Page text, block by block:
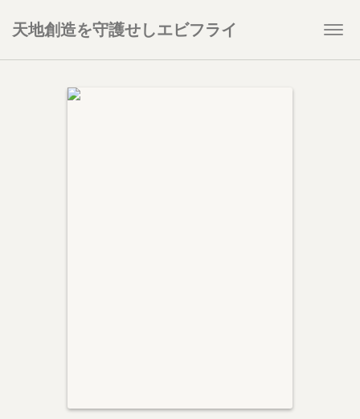
天地創造を守護せしエビフライ